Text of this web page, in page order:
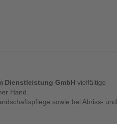
Dienstleistung GmbH vielfältige
Hand.
sowie bei Abriss- und